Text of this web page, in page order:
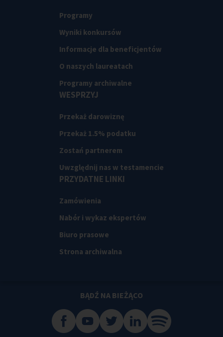
Programy
Wyniki konkursów
Informacje dla beneficjentów
O naszych laureatach
Programy archiwalne
WESPRZYJ
Przekaż darowiznę
Przekaż 1.5% podatku
Zostań partnerem
Uwzględnij nas w testamencie
PRZYDATNE LINKI
Zamówienia
Nabór i wykaz ekspertów
Biuro prasowe
Strona archiwalna
BĄDŹ NA BIEŻĄCO